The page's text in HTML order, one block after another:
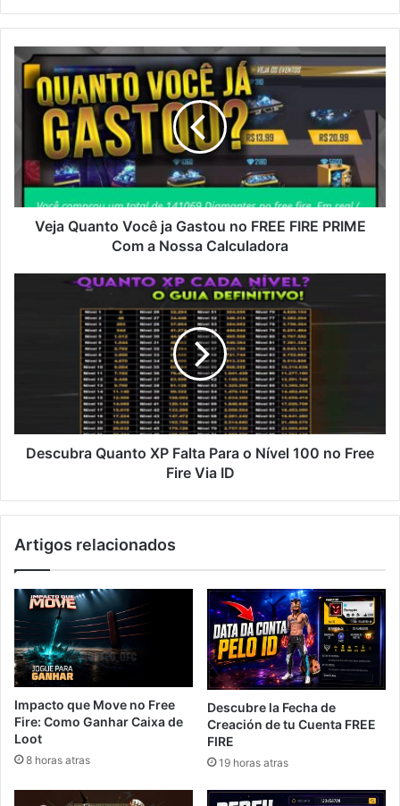
Veja
Quanto
Você
Gastou
FREE
FIRE
PRIME
Com
Calculadora
Veja Quanto Você ja Gastou no FREE FIRE PRIME
Com a Nossa Calculadora
no
Free
Descubra Quanto XP Falta Para o Nível 100 no Free
Fire Via ID
Artigos relacionados
Impacto que Move no Free
Fire: Como Ganhar Caixa de
Loot
8 horas atras
Descubre la Fecha de
Creación de tu Cuenta FREE
FIRE
19 horas atras